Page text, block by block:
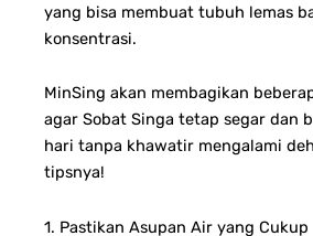
yang bisa membuat tubuh lemas
konsentrasi.
MinSing akan membagikan
agar Sobat Singa tetap segar dan
hari tanpa khawatir mengalami
tipsnya!
1. Pastikan Asupan Air yang Cukup